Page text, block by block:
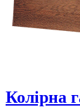
Колірна